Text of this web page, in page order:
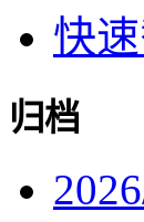
快
归档